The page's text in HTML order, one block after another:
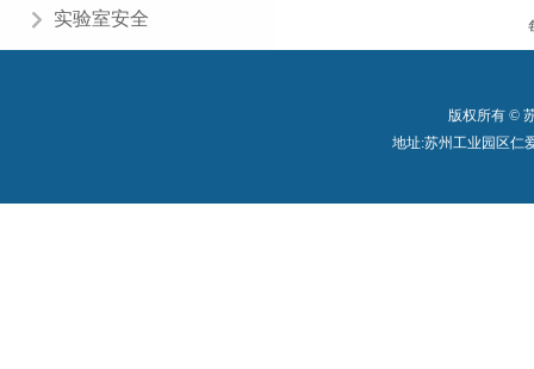
实验室安全
版权所有 ©
地址:苏州工业园区仁